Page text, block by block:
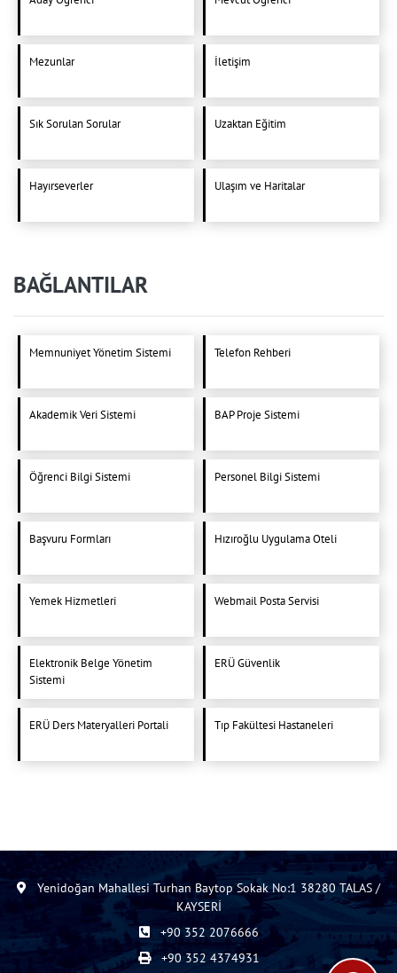
Mezunlar İletişim
Sık Sorulan Sorular Uzaktan Eğitim
Hayırseverler Ulaşım ve Haritalar
BAĞLANTILAR
Memnuniyet Yönetim Sistemi Telefon Rehberi
Akademik Veri Sistemi BAP Proje Sistemi
Öğrenci Bilgi Sistemi Personel Bilgi Sistemi
Başvuru Formları Hızıroğlu Uygulama Oteli
Yemek Hizmetleri Webmail Posta Servisi
Elektronik Belge Yönetim
Sistemi
ERÜ Güvenlik
ERÜ Ders Materyalleri Portali Tıp Fakültesi Hastaneleri
Yenidoğan Mahallesi Turhan Baytop Sokak No:1 38280 TALAS /
KAYSERİ
+90 352 2076666
+90 352 4374931